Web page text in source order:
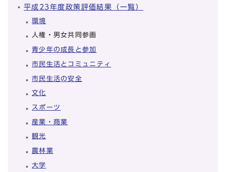
平成23年度政策評価結果（一覧）
環境
人権・男女共同参画
青少年の成長と参加
市民生活とコミュニティ
市民生活の安全
文化
スポーツ
産業・商業
観光
農林業
大学